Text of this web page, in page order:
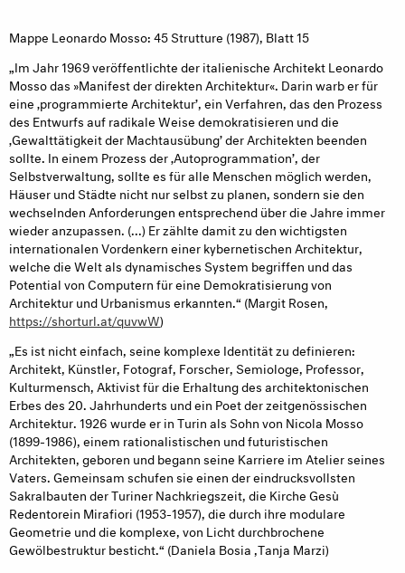
Mappe Leonardo Mosso: 45 Strutture (1987), Blatt 15
„Im Jahr 1969 veröffentlichte der italienische Architekt Leonardo
Mosso das »Manifest der direkten Architektur«. Darin warb er für
eine ‚programmierte Architektur’, ein Verfahren, das den Prozess
des Entwurfs auf radikale Weise demokratisieren und die
‚Gewalttätigkeit der Machtausübung’ der Architekten beenden
sollte. In einem Prozess der ‚Autoprogrammation’, der
Selbstverwaltung, sollte es für alle Menschen möglich werden,
Häuser und Städte nicht nur selbst zu planen, sondern sie den
wechselnden Anforderungen entsprechend über die Jahre immer
wieder anzupassen. (...) Er zählte damit zu den wichtigsten
internationalen Vordenkern einer kybernetischen Architektur,
welche die Welt als dynamisches System begriffen und das
Potential von Computern für eine Demokratisierung von
Architektur und Urbanismus erkannten.“ (Margit Rosen,
https://shorturl.at/quvwW)
„Es ist nicht einfach, seine komplexe Identität zu definieren:
Architekt, Künstler, Fotograf, Forscher, Semiologe, Professor,
Kulturmensch, Aktivist für die Erhaltung des architektonischen
Erbes des 20. Jahrhunderts und ein Poet der zeitgenössischen
Architektur. 1926 wurde er in Turin als Sohn von Nicola Mosso
(1899-1986), einem rationalistischen und futuristischen
Architekten, geboren und begann seine Karriere im Atelier seines
Vaters. Gemeinsam schufen sie einen der eindrucksvollsten
Sakralbauten der Turiner Nachkriegszeit, die Kirche Gesù
Redentorein Mirafiori (1953-1957), die durch ihre modulare
Geometrie und die komplexe, von Licht durchbrochene
Gewölbestruktur besticht.“ (Daniela Bosia ,Tanja Marzi)